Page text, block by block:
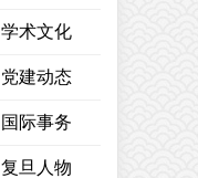
学术文化
党建动态
国际事务
复旦人物